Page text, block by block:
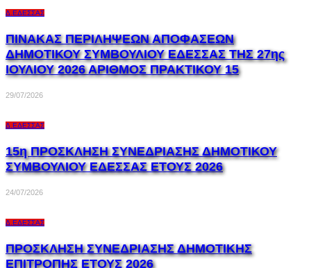
Δ.ΈΔΕΣΣΑΣ
ΠΙΝΑΚΑΣ ΠΕΡΙΛΗΨΕΩΝ ΑΠΟΦΑΣΕΩΝ
ΔΗΜΟΤΙΚΟΥ ΣΥΜΒΟΥΛΙΟΥ ΕΔΕΣΣΑΣ ΤΗΣ 27ης
ΙΟΥΛΙΟΥ 2026 ΑΡΙΘΜΟΣ ΠΡΑΚΤΙΚΟΥ 15
29/07/2026
Δ.ΈΔΕΣΣΑΣ
15η ΠΡΟΣΚΛΗΣΗ ΣΥΝΕΔΡΙΑΣΗΣ ΔΗΜΟΤΙΚΟΥ
ΣΥΜΒΟΥΛΙΟΥ ΕΔΕΣΣΑΣ ΕΤΟΥΣ 2026
24/07/2026
Δ.ΈΔΕΣΣΑΣ
ΠΡΟΣΚΛΗΣΗ ΣΥΝΕΔΡΙΑΣΗΣ ΔΗΜΟΤΙΚΗΣ
ΕΠΙΤΡΟΠΗΣ ΕΤΟΥΣ 2026